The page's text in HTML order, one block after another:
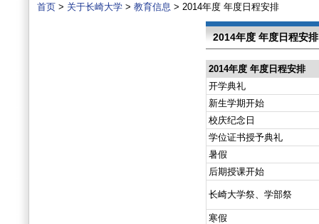
首页> 关于长崎大学> 教育信息 > 2014年度 年度日程安排
2014年度 年度日程安排
2014年度 年度日程安排
开学典礼
新生学期开始
校庆纪念日
学位证书授予典礼
暑假
后期授课开始
长崎大学祭、学部祭
寒假